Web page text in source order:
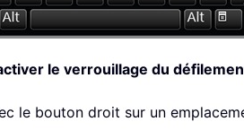
le verrouillage du
le bouton droit sur un